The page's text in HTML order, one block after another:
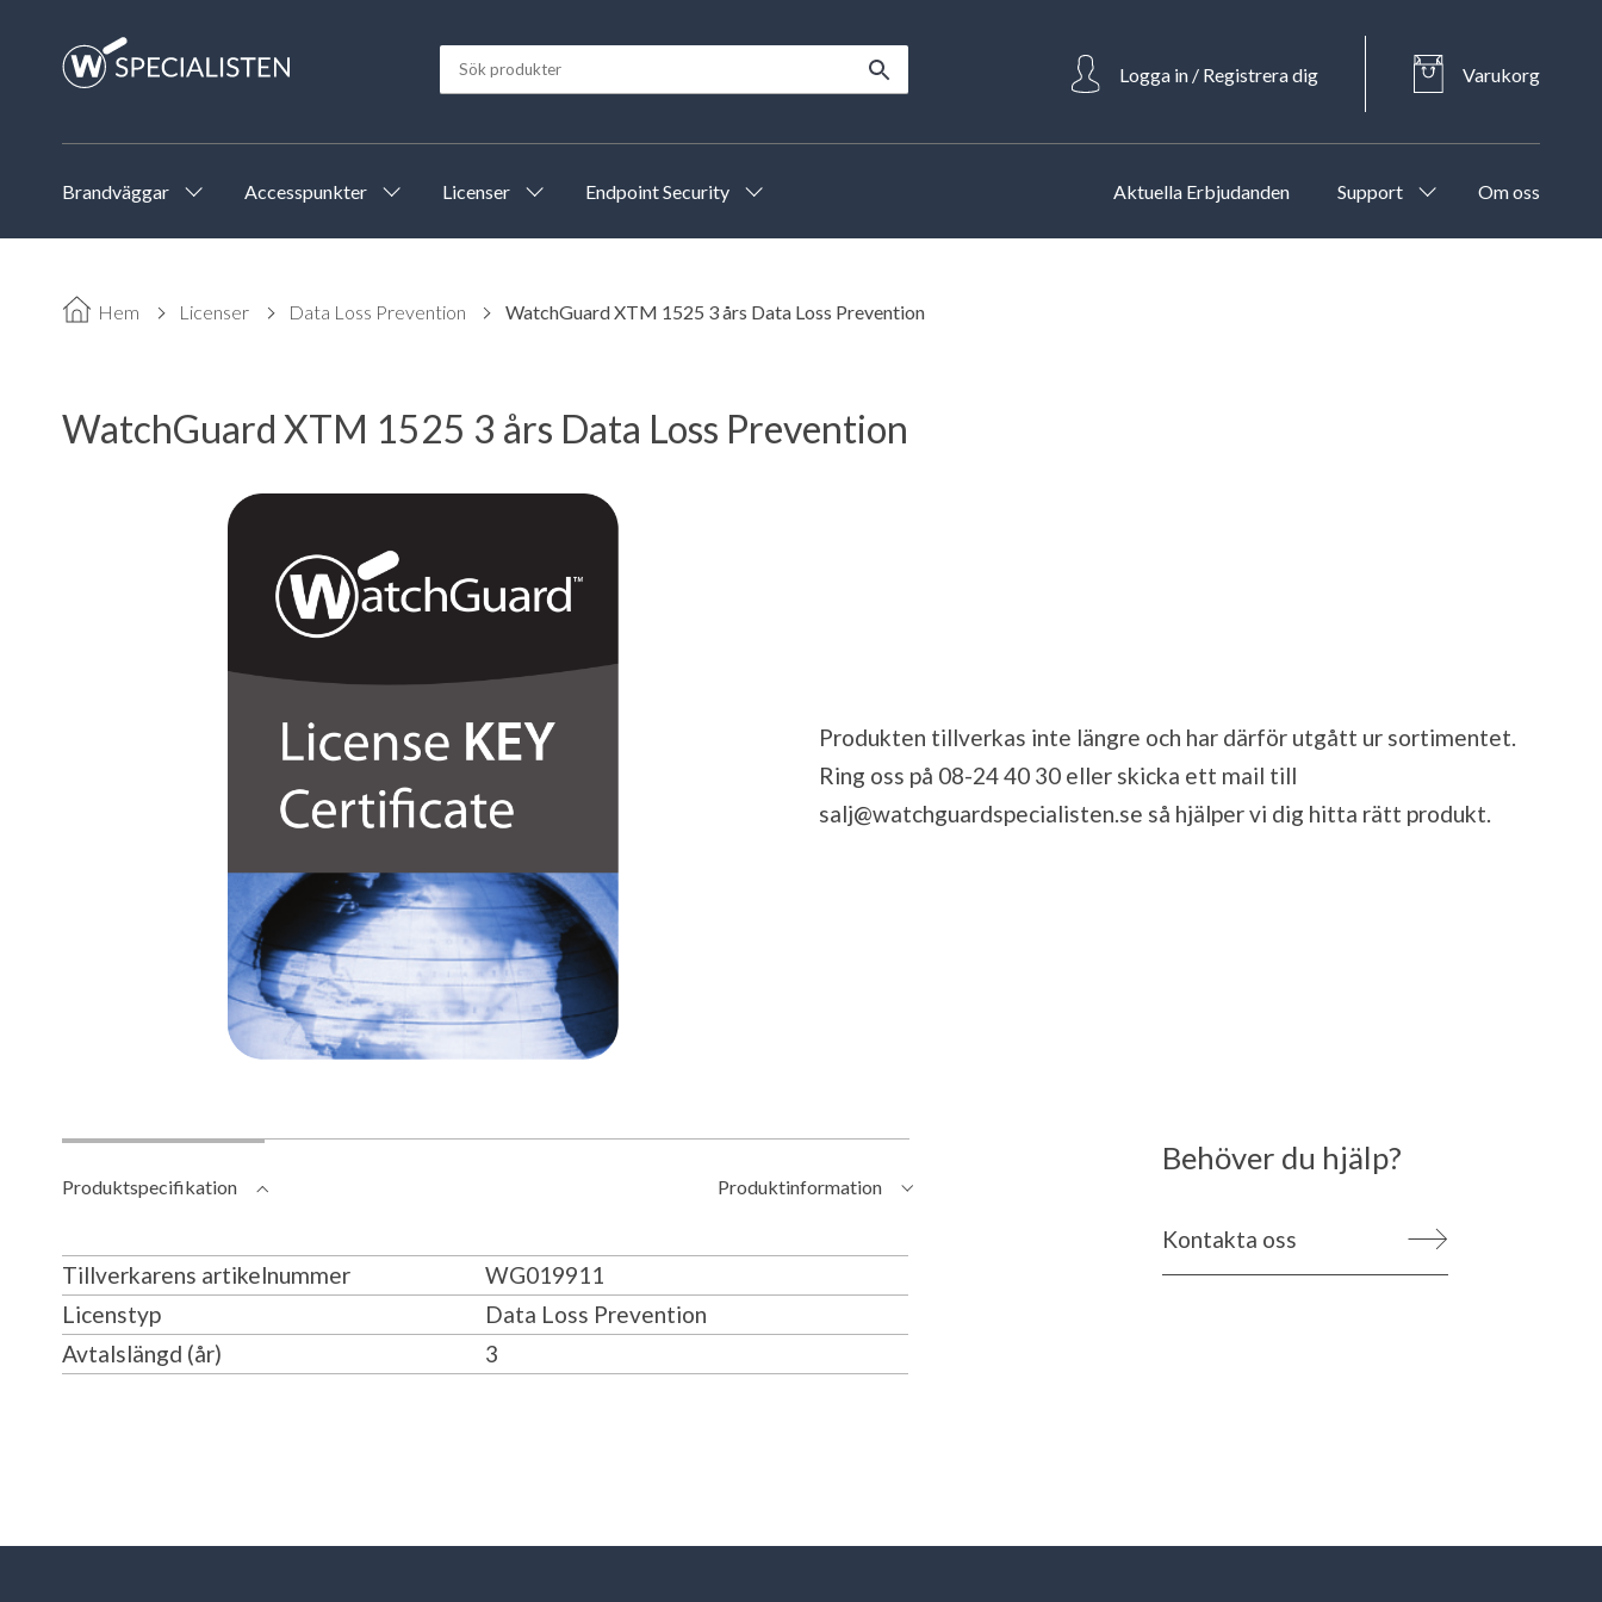
Logga in / Registrera dig Varukorg
Brandväggar Accesspunkter Licenser Endpoint Security Aktuella Erbjudanden Support Om oss
Hem Licenser Data Loss Prevention WatchGuard XTM 1525 3 års Data Loss Prevention
WatchGuard XTM 1525 3 års Data Loss Prevention
Produkten tillverkas inte längre och har därför utgått ur sortimentet.
Ring oss på 08-24 40 30 eller skicka ett mail till
salj@watchguardspecialisten.se så hjälper vi dig hitta rätt produkt.
Produktspecifikation Produktinformation
Tillverkarens artikelnummer
WG019911
Licenstyp
Data Loss Prevention
Avtalslängd (år)
3
Behöver du hjälp?
Kontakta oss